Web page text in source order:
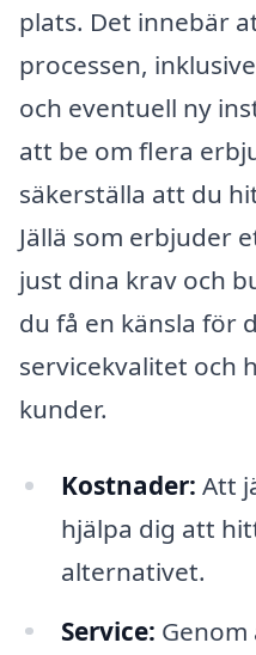
plats. Det innebär
processen,
och eventuell ny
att be om flera
säkerställa att du
Jällä som erbjuder
just dina krav och
du få en känsla för
servicekvalitet och
kunder.
Kostnader: Att
hjälpa dig att
alternativet.
Service: